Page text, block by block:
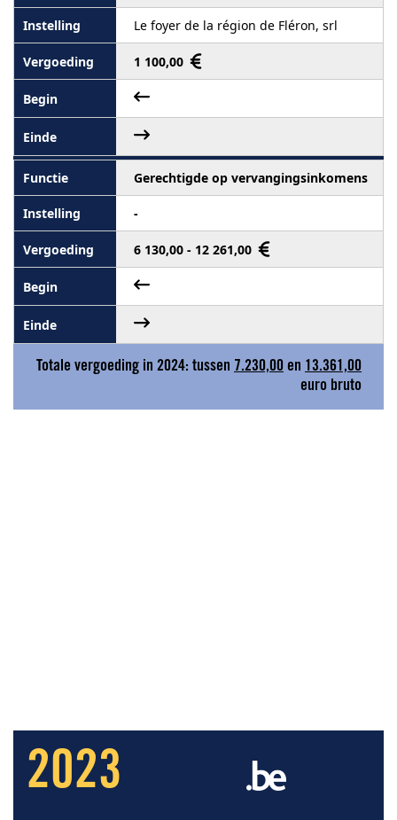
Le foyer de la région de Fléron, srl
1 100,00
Gerechtigde op vervangingsinkomens
-
6 130,00 - 12 261,00
Totale vergoeding in 2024: tussen 7.230,00 en 13.361,00
euro bruto
2023